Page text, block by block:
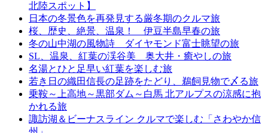
北陸スポット】
日本の冬景色を再発見する厳冬期のクルマ旅
桜、歴史、絶景、温泉！ 伊豆半島早春の旅
冬の山中湖の風物詩 ダイヤモンド富士眺望の旅
SL、温泉、紅葉の渓谷美 奥大井・癒やしの旅
名湯とひと足早い紅葉を楽しむ旅
若き日の織田信長の足跡をたどり、鵜飼見物で〆る旅
乗鞍～上高地～黒部ダム～白馬 北アルプスの涼感に抱
かれる旅
諏訪湖＆ビーナスライン クルマで楽しむ「さわやか信